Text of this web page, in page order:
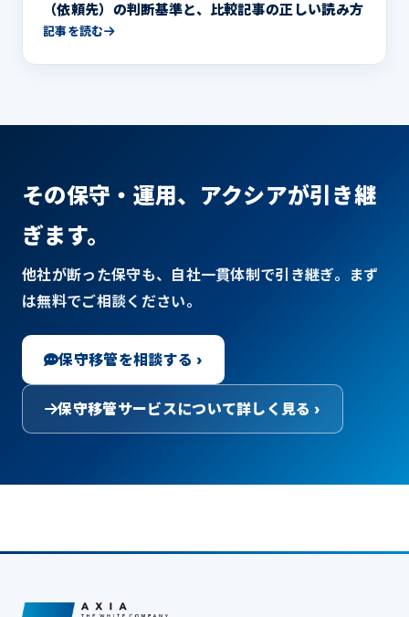
（依頼先）の判断基準と、比較記事の正しい読み方
記事を読む
その保守・運用、アクシアが引き継
ぎます。
他社が断った保守も、自社一貫体制で引き継ぎ。まず
は無料でご相談ください。
保守移管を相談する ›
保守移管サービスについて詳しく見る ›